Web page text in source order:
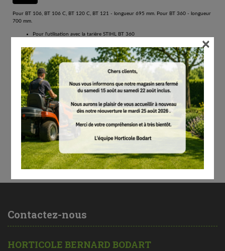
Pour BT 106, BT 106 C, BT 120 C, BT 121 - longueur 695 mm. Pour BT 360 - longueur
700 mm.
Pour l'utilisation avec la tarière STIHL BT 360
Pénètre facilement dans le sol
Convient à toutes les conditions de sol
Peut également être utilisé pour prélever des échantillons de sol
Pour BT 106, BT 106 C, BT 120 C, BT 121 - longueur 695 mm. Pour BT 360 - longueur
700 mm.
Contenu par
Contactez-nous
HORTICOLE BERNARD BODART
×